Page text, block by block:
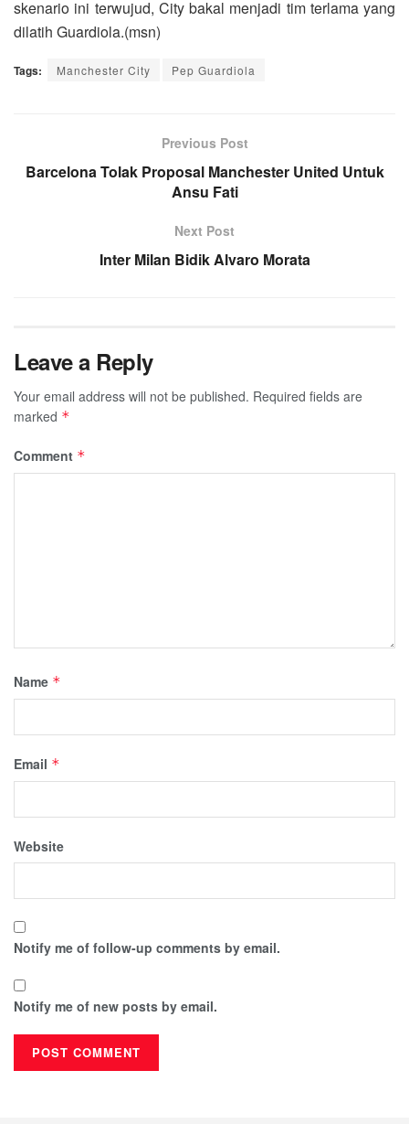
skenario ini terwujud, City bakal menjadi tim terlama yang
dilatih Guardiola.(msn)
Tags: Manchester City Pep Guardiola
Previous Post
Barcelona Tolak Proposal Manchester United Untuk
Ansu Fati
Next Post
Inter Milan Bidik Alvaro Morata
Leave a Reply
Your email address will not be published. Required fields are
marked *
Comment *
Name *
Email *
Website
Notify me of follow-up comments by email.
Notify me of new posts by email.